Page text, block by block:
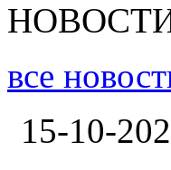
все
15-10-